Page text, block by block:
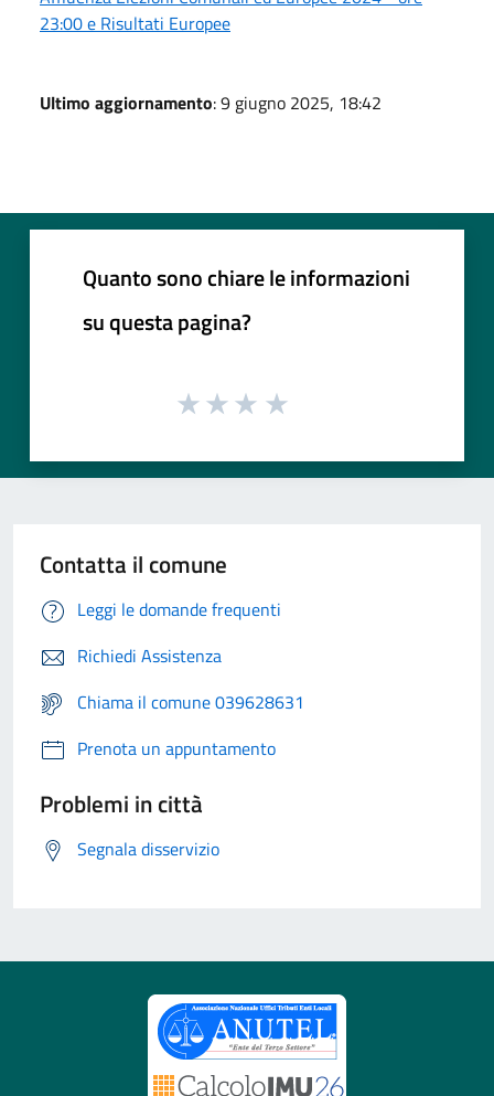
23:00 e Risultati Europee
Ultimo aggiornamento: 9 giugno 2025, 18:42
Quanto sono chiare le informazioni
su questa pagina?
Contatta il comune
Leggi le domande frequenti
Richiedi Assistenza
Chiama il comune 039628631
Prenota un appuntamento
Problemi in città
Segnala disservizio